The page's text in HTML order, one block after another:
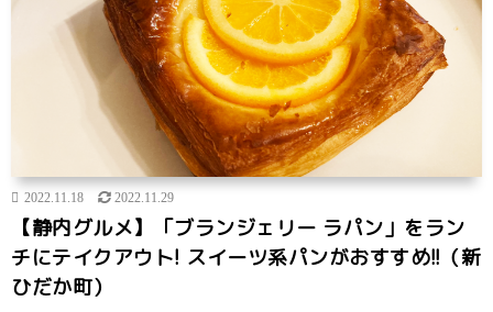
2022.11.18 2022.11.29
【静内グルメ】「ブランジェリー ラパン」をラン
チにテイクアウト! スイーツ系パンがおすすめ!!（新
ひだか町）